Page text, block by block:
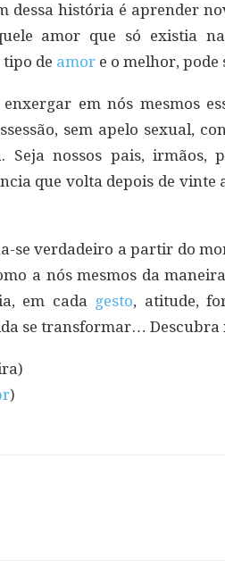
dessa história é aprender
amor que só existia
de amor e o melhor,
em nós mesmos
sem apelo sexual,
Seja nossos pais, irmãos,
que volta depois de vinte
se verdadeiro a partir do
a nós mesmos da
em cada gesto, atitude,
se transformar… Descubra
)